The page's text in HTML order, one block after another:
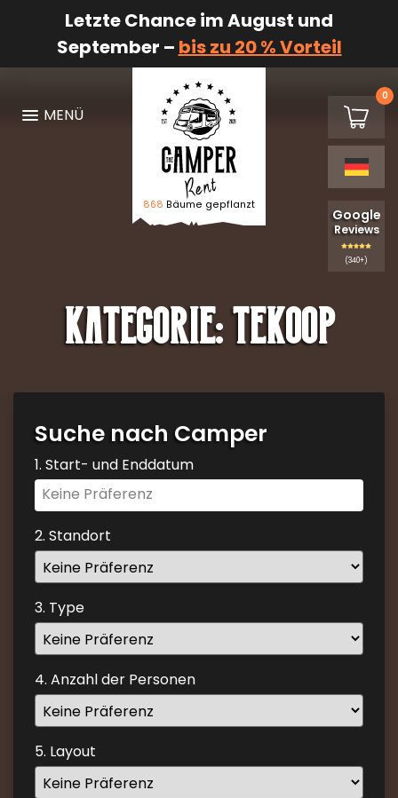
Letzte Chance im August und
September – bis zu 20 % Vorteil
MENÜ
Logo The Camper Rent
868 Bäume gepflanzt
€0,00 0
Google
Reviews
(340+)
Kategorie:Tekoop
Suche nach Camper
1. Start- und Enddatum
Navigate
forward
to
interact
with
calendar
and
select
a
date.
Press
the
question
mark
2. Standort
3. Type
4. Anzahl der Personen
5. Layout